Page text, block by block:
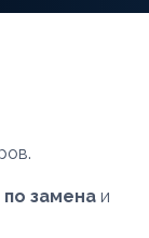
замена и